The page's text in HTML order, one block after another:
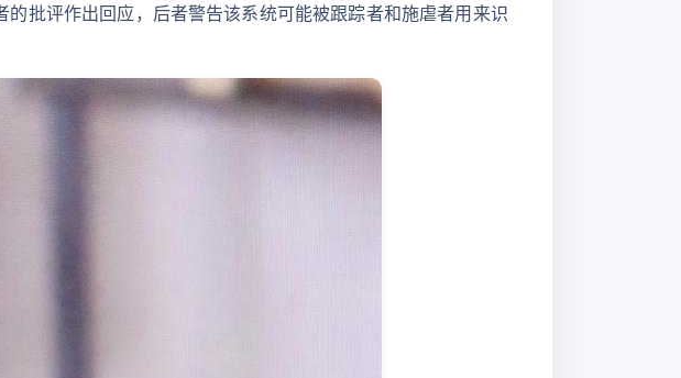
批评作出回应，后者警告该系统可能被跟踪者和施虐者用来识